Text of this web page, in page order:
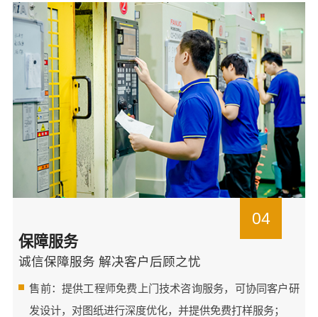
04
保障服务
诚信保障服务 解决客户后顾之忧
售前：提供工程师免费上门技术咨询服务，可协同客户研
发设计，对图纸进行深度优化，并提供免费打样服务；